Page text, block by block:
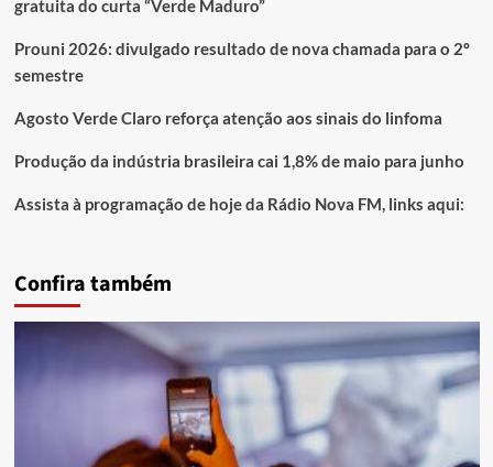
gratuita do curta “Verde Maduro”
Prouni 2026: divulgado resultado de nova chamada para o 2º
semestre
Agosto Verde Claro reforça atenção aos sinais do linfoma
Produção da indústria brasileira cai 1,8% de maio para junho
Assista à programação de hoje da Rádio Nova FM, links aqui:
Confira também